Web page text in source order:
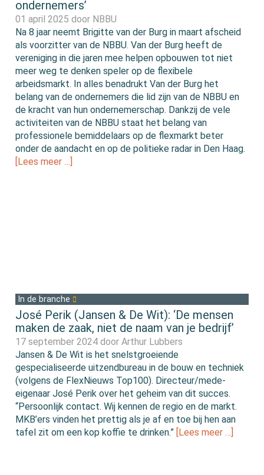
ondernemers’
01 april 2025 door NBBU
Na 8 jaar neemt Brigitte van der Burg in maart afscheid
als voorzitter van de NBBU. Van der Burg heeft de
vereniging in die jaren mee helpen opbouwen tot niet
meer weg te denken speler op de flexibele
arbeidsmarkt. In alles benadrukt Van der Burg het
belang van de ondernemers die lid zijn van de NBBU en
de kracht van hun ondernemerschap. Dankzij de vele
activiteiten van de NBBU staat het belang van
professionele bemiddelaars op de flexmarkt beter
onder de aandacht en op de politieke radar in Den Haag.
[Lees meer …]
In de branche
José Perik (Jansen & De Wit): ‘De mensen
maken de zaak, niet de naam van je bedrijf’
17 september 2024 doorArthur Lubbers
Jansen & De Wit is het snelstgroeiende
gespecialiseerde uitzendbureau in de bouw en techniek
(volgens de FlexNieuws Top100). Directeur/mede-
eigenaar José Perik over het geheim van dit succes.
“Persoonlijk contact. Wij kennen de regio en de markt.
MKB’ers vinden het prettig als je af en toe bij hen aan
tafel zit om een kop koffie te drinken.” [Lees meer …]